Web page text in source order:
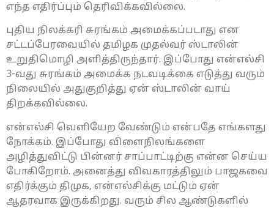
எந்த எதிர்ப்பும் தெரிவிக்கவில்லை.
புதிய நிலக்கரி சுரங்கம் அமைக்கப்படாது என
சட்டப்பேரவையில் தமிழக முதல்வர் ஸ்டாலின்
உறுதிமொழி அளித்திருந்தார். இப்போது என்எல்சி
3-வது சுரங்கம் அமைக்க நடவடிக்கை எடுத்து வரும்
நிலையில் அதுகுறித்து ஏன் ஸ்டாலின் வாய்
திறக்கவில்லை.
என்எல்சி வெளியேற வேண்டும் என்பதே எங்களது
நோக்கம். இப்போது விளைநிலங்களை
அழித்துவிட்டு பின்னர் சாப்பாட்டிற்கு என்ன செய்ய
போகிறோம். அனைத்து விவகாரத்திலும் பாஜகவை
எதிர்க்கும் திமுக, என்எல்சிக்கு மட்டும் ஏன்
ஆதரவாக இருக்கிறது. வரும் சில ஆண்டுகளில்